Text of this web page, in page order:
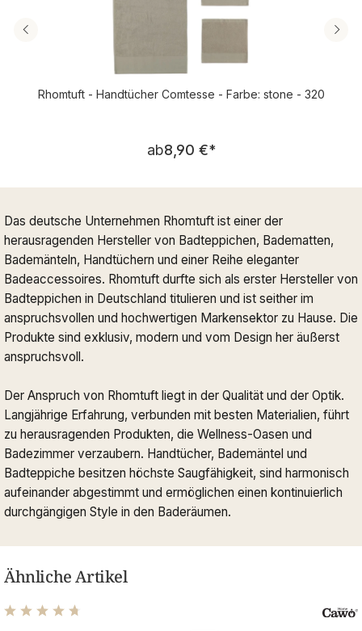
Rhomtuft - Handtücher Comtesse - Farbe: stone - 320
Regulärer Preis:
ab8,90 €*
Das deutsche Unternehmen Rhomtuft ist einer der
herausragenden Hersteller von Badteppichen, Badematten,
Bademänteln, Handtüchern und einer Reihe eleganter
Badeaccessoires. Rhomtuft durfte sich als erster Hersteller von
Badteppichen in Deutschland titulieren und ist seither im
anspruchsvollen und hochwertigen Markensektor zu Hause. Die
Produkte sind exklusiv, modern und vom Design her äußerst
anspruchsvoll.
Der Anspruch von Rhomtuft liegt in der Qualität und der Optik.
Langjährige Erfahrung, verbunden mit besten Materialien, führt
zu herausragenden Produkten, die Wellness-Oasen und
Badezimmer verzaubern. Handtücher, Bademäntel und
Badteppiche besitzen höchste Saugfähigkeit, sind harmonisch
aufeinander abgestimmt und ermöglichen einen kontinuierlich
durchgängigen Style in den Baderäumen.
Ähnliche Artikel